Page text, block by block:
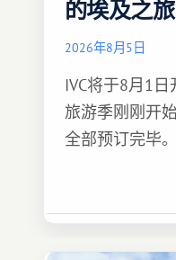
的埃及之旅
2026年8月5日
IVC将于8月1
旅游季刚刚开
全部预订完毕。